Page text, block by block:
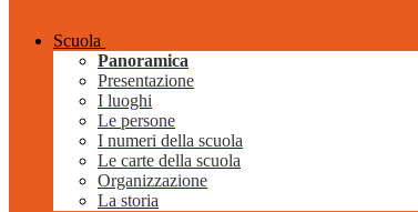
Scuola
Panoramica
Presentazione
I luoghi
Le persone
I numeri della scuola
Le carte della scuola
Organizzazione
La storia